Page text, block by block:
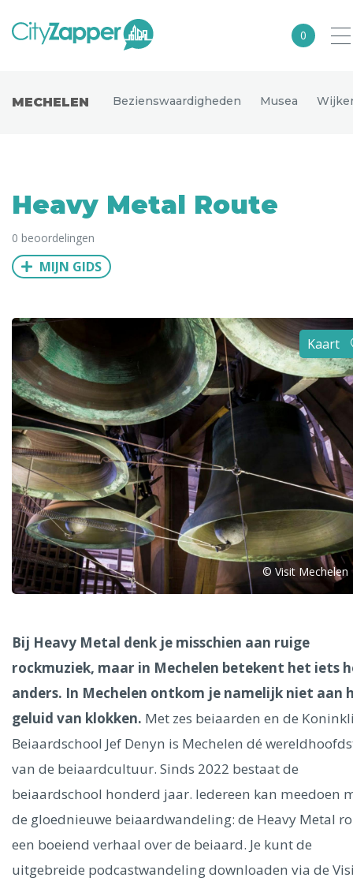
0
Europa
Noord-Amerika
Azië
Uitgelichte bestemmingen
Alle steden
Phoenix
Dresden
Ålesund
Dublin
Hong Kong München Wenen Budapest
Madrid
Vancouver
Alles bekijken
MECHELEN Bezienswaardigheden Musea
Heavy Metal Route
0 beoordelingen
MIJN GIDS
Kaart
© Visit Mechelen
Bij Heavy Metal denk je misschien aan ruige
rockmuziek, maar in Mechelen betekent het iets
anders. In Mechelen ontkom je namelijk niet aan
geluid van klokken. Met zes beiaarden en de
Beiaardschool Jef Denyn is Mechelen dé
van de beiaardcultuur. Sinds 2022 bestaat de
beiaardschool honderd jaar. Iedereen kan meedoen
de gloednieuwe beiaardwandeling: de Heavy Metal
een boeiend verhaal over de beiaard. Je kunt de
uitgebreide podcastwandeling downloaden via de